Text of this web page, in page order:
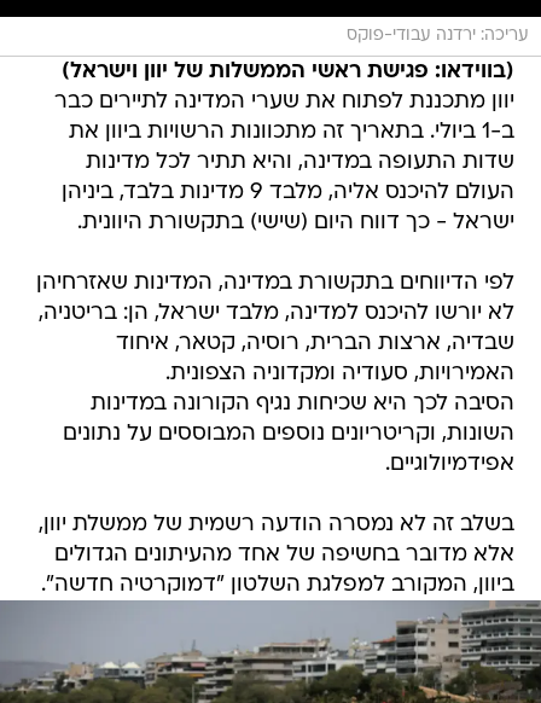
עריכה: ירדנה עבודי-פוקס
(בווידאו: פגישת ראשי הממשלות של יוון וישראל)
יוון מתכננת לפתוח את שערי המדינה לתיירים כבר
ב-1 ביולי. בתאריך זה מתכוונות הרשויות ביוון את
שדות התעופה במדינה, והיא תתיר לכל מדינות
העולם להיכנס אליה, מלבד 9 מדינות בלבד, ביניהן
ישראל - כך דווח היום (שישי) בתקשורת היוונית.
לפי הדיווחים בתקשורת במדינה, המדינות שאזרחיהן
לא יורשו להיכנס למדינה, מלבד ישראל, הן: בריטניה,
שבדיה, ארצות הברית, רוסיה, קטאר, איחוד
האמירויות, סעודיה ומקדוניה הצפונית.
הסיבה לכך היא שכיחות נגיף הקורונה במדינות
השונות, וקריטריונים נוספים המבוססים על נתונים
אפידמיולוגיים.
בשלב זה לא נמסרה הודעה רשמית של ממשלת יוון,
אלא מדובר בחשיפה של אחד מהעיתונים הגדולים
ביוון, המקורב למפלגת השלטון "דמוקרטיה חדשה".